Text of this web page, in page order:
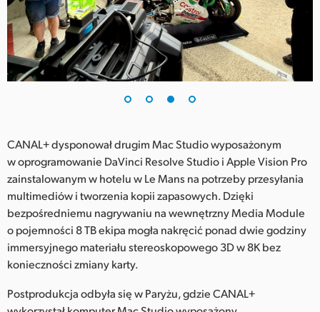
CANAL+ dysponował drugim Mac Studio wyposażonym
w oprogramowanie DaVinci Resolve Studio i Apple Vision Pro
zainstalowanym w hotelu w Le Mans na potrzeby przesyłania
multimediów i tworzenia kopii zapasowych. Dzięki
bezpośredniemu nagrywaniu na wewnętrzny Media Module
o pojemności 8 TB ekipa mogła nakręcić ponad dwie godziny
immersyjnego materiału stereoskopowego 3D w 8K bez
konieczności zmiany karty.
Postprodukcja odbyła się w Paryżu, gdzie CANAL+